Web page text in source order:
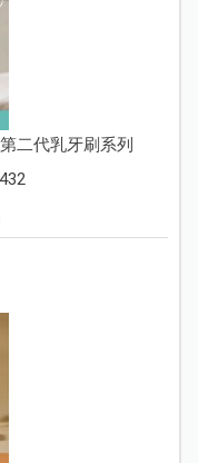
二代乳牙刷系列